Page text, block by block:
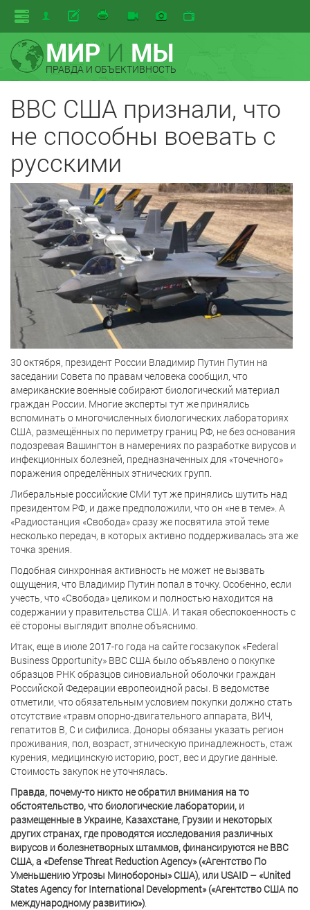
МИРИ МЫ
ПРАВДА И ОБЪЕКТИВНОСТЬ
ВВС США признали, что
не способны воевать с
русскими
30 октября, президент России Владимир Путин Путин на
заседании Совета по правам человека сообщил, что
американские военные собирают биологический материал
граждан России. Многие эксперты тут же принялись
вспоминать о многочисленных биологических лабораториях
США, размещённых по периметру границ РФ, не без основания
подозревая Вашингтон в намерениях по разработке вирусов и
инфекционных болезней, предназначенных для «точечного»
поражения определённых этнических групп.
Либеральные российские СМИ тут же принялись шутить над
президентом РФ, и даже предположили, что он «не в теме». А
«Радиостанция «Свобода» сразу же посвятила этой теме
несколько передач, в которых активно поддерживалась эта же
точка зрения.
Подобная синхронная активность не может не вызвать
ощущения, что Владимир Путин попал в точку. Особенно, если
учесть, что «Свобода» целиком и полностью находится на
содержании у правительства США. И такая обеспокоенность с
её стороны выглядит вполне объяснимо.
Итак, еще в июле 2017-го года на сайте госзакупок «Federal
Business Opportunity» ВВС США было объявлено о покупке
образцов РНК образцов синовиальной оболочки граждан
Российской Федерации европеоидной расы. В ведомстве
отметили, что обязательным условием покупки должно стать
отсутствие «травм опорно-двигательного аппарата, ВИЧ,
гепатитов B, C и сифилиса. Доноры обязаны указать регион
проживания, пол, возраст, этническую принадлежность, стаж
курения, медицинскую историю, рост, вес и другие данные.
Стоимость закупок не уточнялась.
Правда, почему-то никто не обратил внимания на то
обстоятельство, что биологические лаборатории, и
размещенные в Украине, Казахстане, Грузии и некоторых
других странах, где проводятся исследования различных
вирусов и болезнетворных штаммов, финансируются не ВВС
США, а «Defense Threat Reduction Agency» («Агентство По
Уменьшению Угрозы Минобороны» США), или USAID – «United
States Agency for International Development» («Агентство США по
международному развитию»)